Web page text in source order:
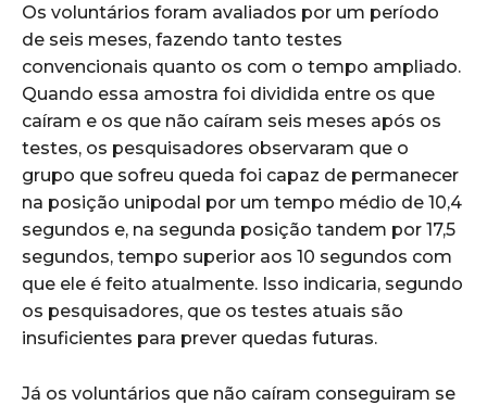
Os voluntários foram avaliados por um período
de seis meses, fazendo tanto testes
convencionais quanto os com o tempo ampliado.
Quando essa amostra foi dividida entre os que
caíram e os que não caíram seis meses após os
testes, os pesquisadores observaram que o
grupo que sofreu queda foi capaz de permanecer
na posição unipodal por um tempo médio de 10,4
segundos e, na segunda posição tandem por 17,5
segundos, tempo superior aos 10 segundos com
que ele é feito atualmente. Isso indicaria, segundo
os pesquisadores, que os testes atuais são
insuficientes para prever quedas futuras.
Já os voluntários que não caíram conseguiram se